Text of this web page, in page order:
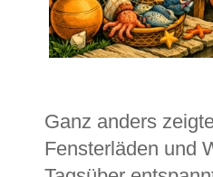
Ganz anders
Fensterläden und